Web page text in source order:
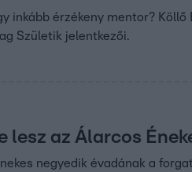
inkább érzékeny mentor?
Születik jelentkezői.
lesz az Álarcos
negyedik évadának a